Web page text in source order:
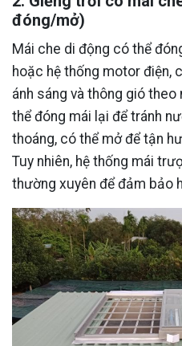
đóng/mở)
Mái che di động có thể
hoặc hệ thống motor điện,
ánh sáng và thông gió
thể đóng mái lại để tránh
thoáng, có thể mở để tận
Tuy nhiên, hệ thống mái
thường xuyên để đảm bảo